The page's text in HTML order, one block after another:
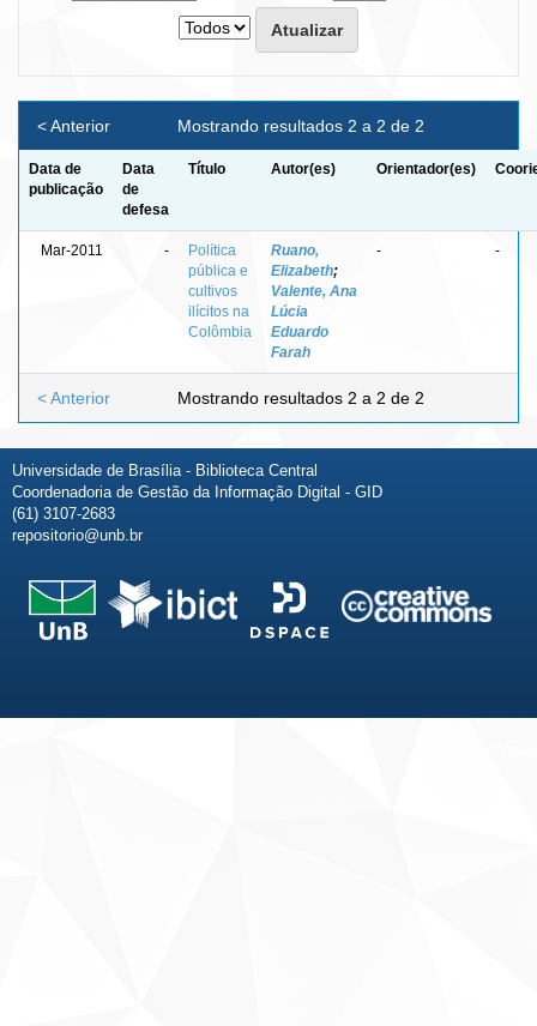
Mostrando resultados 2 a 2 de 2
< Anterior
Data de
publicação
Data
de
defesa
Título Autor(es) Orientador(es)
Mar-2011 -
Política
pública e
cultivos
ilícitos na
Colômbia
Ruano,
Elizabeth;
Valente, Ana
Lúcia
Eduardo
Farah
- -
Mostrando resultados 2 a 2 de 2
< Anterior
Universidade de Brasília - Biblioteca Central
Coordenadoria de Gestão da Informação Digital - GID
(61) 3107-2683
repositorio@unb.br